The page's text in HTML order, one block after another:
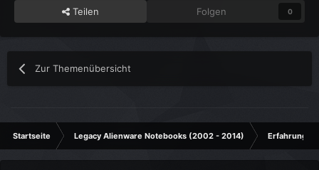
Teilen Folgen 0
Zur Themenübersicht
Startseite Legacy Alienware Notebooks (2002 - 2014)